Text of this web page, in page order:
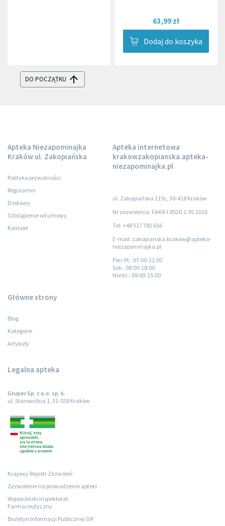
SPF 50+
63,99 zł
Dodaj do koszyka
DO POCZĄTKU
Apteka Niezapominajka
Kraków ul. Zakopiańska
Polityka prywatności
Regulamin
Dostawy
Odstąpienie od umowy
Kontakt
Apteka internetowa
krakowzakopianska.apteka-
niezapominajka.pl
ul. Zakopiańska 115c, 30-418 Kraków
Nr zezwolenia: FAKR-I.8520.1.95.2016
Tel: +48 517 781 656
E-mail: zakopianska.krakow@apteka-
niezapominajka.pl
Pon-Pt.: 07:00-21:00
Sob.: 08:00-18:00
Niedz.: 09:00-15:00
Główne strony
Blog
Kategorie
Artykuły
Legalna apteka
Gruper Sp. z o.o. sp. k.
ul. Starowiślna 1, 31-038 Kraków
Krajowy Rejestr Zezwoleń
Zezwolenie na prowadzenie apteki
Wojewódzki Inspektorat
Farmaceutyczny
Biuletyn Informacji Publicznej GIF